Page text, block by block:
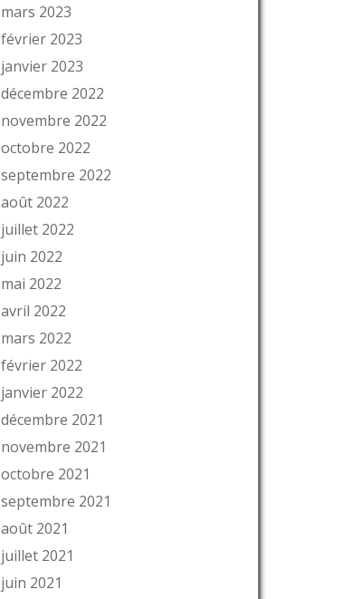
mars 2023
février 2023
janvier 2023
décembre 2022
novembre 2022
octobre 2022
septembre 2022
août 2022
juillet 2022
juin 2022
mai 2022
avril 2022
mars 2022
février 2022
janvier 2022
décembre 2021
novembre 2021
octobre 2021
septembre 2021
août 2021
juillet 2021
juin 2021